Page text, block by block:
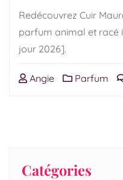
Redécouvrez Cuir
parfum animal et racé
jour 2026].
Angie Parfum
Catégories